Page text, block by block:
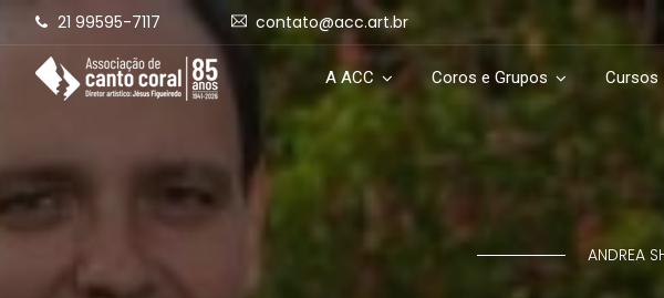
21 99595-7117 contato@acc.art.br
A ACC Coros e Grupos Cursos
ANDREA